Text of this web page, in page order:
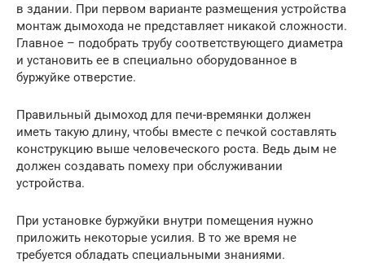
в здании. При первом варианте размещения устройства
монтаж дымохода не представляет никакой сложности.
Главное – подобрать трубу соответствующего диаметра
и установить ее в специально оборудованное в
буржуйке отверстие.
Правильный дымоход для печи-времянки должен
иметь такую длину, чтобы вместе с печкой составлять
конструкцию выше человеческого роста. Ведь дым не
должен создавать помеху при обслуживании
устройства.
При установке буржуйки внутри помещения нужно
приложить некоторые усилия. В то же время не
требуется обладать специальными знаниями.